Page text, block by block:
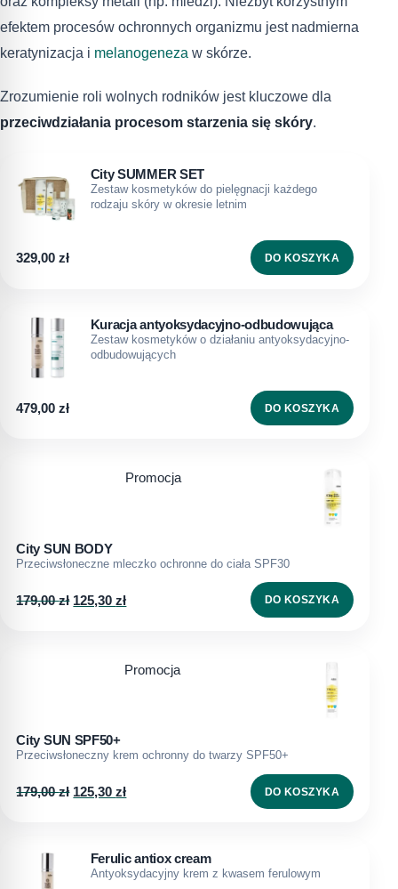
efektem procesów ochronnych organizmu jest nadmierna
keratynizacja i melanogeneza w skórze.
Zrozumienie roli wolnych rodników jest kluczowe dla
przeciwdziałania procesom starzenia się skóry.
City SUMMER SET
Zestaw kosmetyków do pielęgnacji każdego
rodzaju skóry w okresie letnim
329,00zł DO KOSZYKA
Kuracja antyoksydacyjno-odbudowująca
Zestaw kosmetyków o działaniu antyoksydacyjno-
odbudowujących
479,00zł DO KOSZYKA
Promocja
City SUN BODY
Przeciwsłoneczne mleczko ochronne do ciała SPF30
179,00zł 125,30zł DO KOSZYKA
Promocja
City SUN SPF50+
Przeciwsłoneczny krem ochronny do twarzy SPF50+
179,00zł 125,30zł DO KOSZYKA
Ferulic antiox cream
Antyoksydacyjny krem z kwasem ferulowym